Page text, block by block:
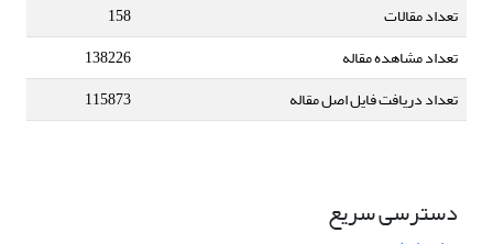
تعداد مقالات
158
تعداد مشاهده مقاله
138226
تعداد دریافت فایل اصل مقاله
115873
دسترسی سریع